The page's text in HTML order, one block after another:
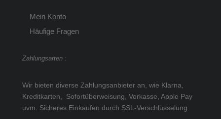
Mein Konto
Häufige Fragen
Zahlungsarten :
Wir bieten diverse Zahlungsanbieter an, wie Klarna,
Kreditkarten, Sofortüberweisung, Vorkasse, Apple Pay
uvm. Sicheres Einkaufen durch SSL-Verschlüsselung